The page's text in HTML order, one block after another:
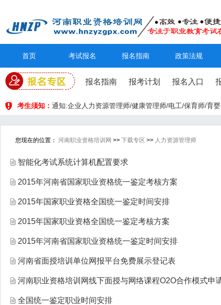
首页 考试报名 报名指南 政策法规
报名指南 报考计划 报名入口
考生须知： 通知:企业人力资源管理师/健康管理师/电工/保育师/育
您现在的位置： 河南职业资格培训网 >> 下载专区 >> 人力资源管理师
智能化考试系统计算机配置要求
2015年河南省国家职业资格统一鉴定考核方案
2015年国家职业资格全国统一鉴定时间安排
2015年国家职业资格全国统一鉴定考核方案
2015年河南省国家职业资格统一鉴定时间安排
河南省面授培训单位网报平台免费展示登记表
河南职业资格培训网线下面授与网络课程O2O合作模式申
全国统一鉴定职业时间安排